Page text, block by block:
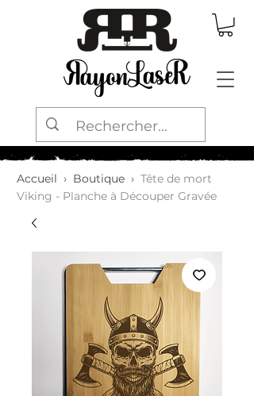
Accueil › Boutique › Tête de mort
Viking - Planche à Découper Gravée